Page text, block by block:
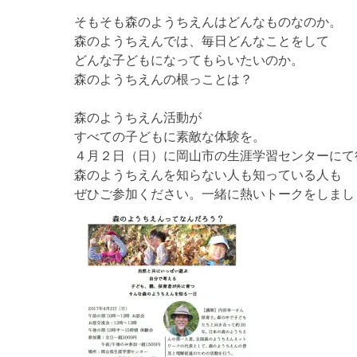
そもそも森のようちえんはどんなものなのか。
森のようちえんでは、毎日どんなことをして
どんな子どもになってもらいたいのか。
森のようちえんの根っことは？
森のようちえん活動が
すべての子どもに素敵な体験を。
４月２日（日）に岡山市の生涯学習センターにて
森のようちえんを知らない人も知っている人も
ぜひご参加ください。一緒に熱いトークをしまし